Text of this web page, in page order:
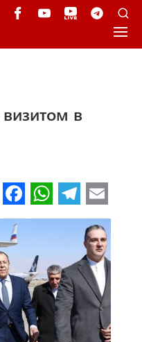
в
Fa
ce
b
o
o
k
W
h
s
A
p
p
Te
le
gr
a
m
m
ail